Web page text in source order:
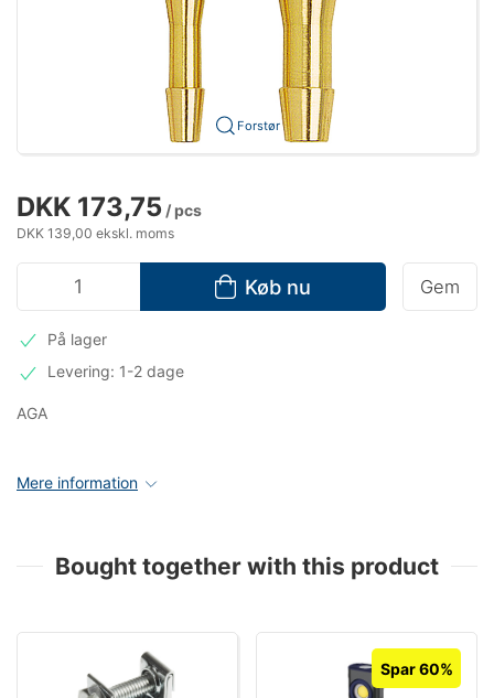
Forstør
DKK 173,75 / pcs
DKK 139,00 ekskl. moms
Køb nu Gem
På lager
Levering: 1-2 dage
AGA
Mere information
Bought together with this product
Spar 60%